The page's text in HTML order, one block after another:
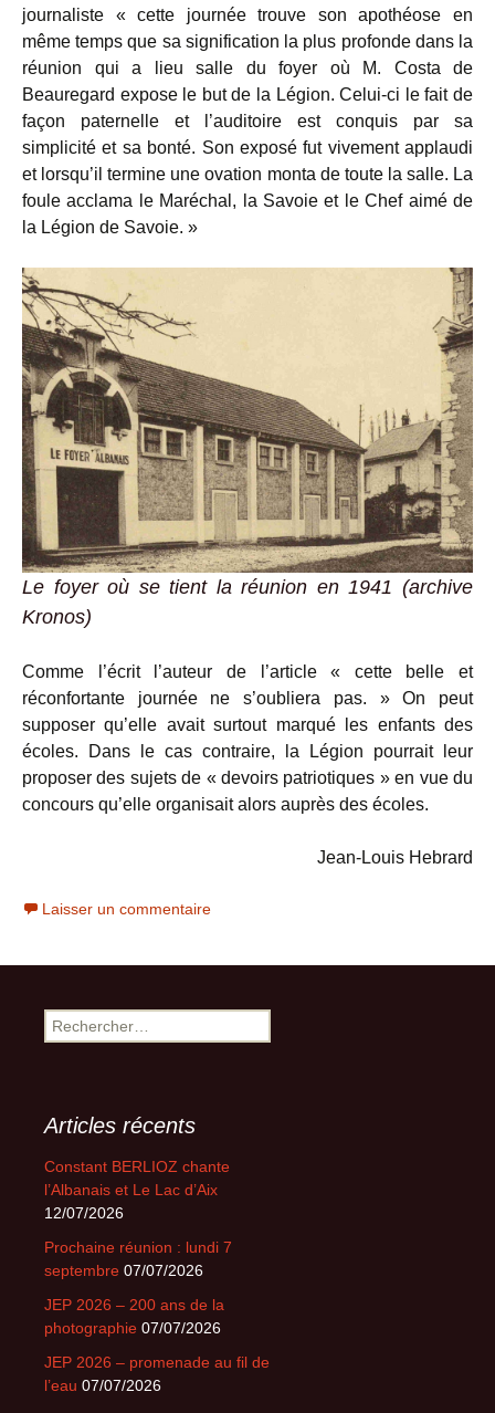
journaliste « cette journée trouve son apothéose en
même temps que sa signification la plus profonde dans la
réunion qui a lieu salle du foyer où M. Costa de
Beauregard expose le but de la Légion. Celui-ci le fait de
façon paternelle et l’auditoire est conquis par sa
simplicité et sa bonté. Son exposé fut vivement applaudi
et lorsqu’il termine une ovation monta de toute la salle. La
foule acclama le Maréchal, la Savoie et le Chef aimé de
la Légion de Savoie. »
Le foyer où se tient la réunion en 1941 (archive
Kronos)
Comme l’écrit l’auteur de l’article « cette belle et
réconfortante journée ne s’oubliera pas. » On peut
supposer qu’elle avait surtout marqué les enfants des
écoles. Dans le cas contraire, la Légion pourrait leur
proposer des sujets de « devoirs patriotiques » en vue du
concours qu’elle organisait alors auprès des écoles.
Jean-Louis Hebrard
Laisser un commentaire
Rechercher :
Articles récents
Constant BERLIOZ chante
l’Albanais et Le Lac d’Aix
12/07/2026
Prochaine réunion : lundi 7
septembre 07/07/2026
JEP 2026 – 200 ans de la
photographie 07/07/2026
JEP 2026 – promenade au fil de
l’eau 07/07/2026